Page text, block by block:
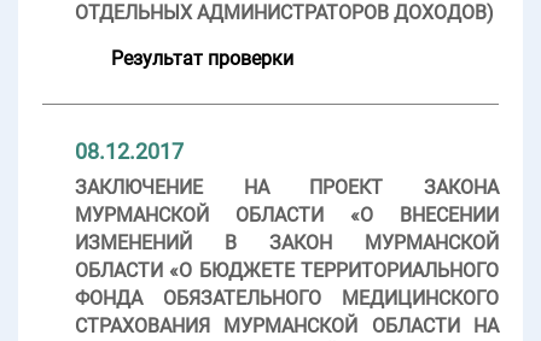
ОТДЕЛЬНЫХ АДМИНИСТРАТОРОВ ДОХОДОВ)
Результат проверки
08.12.2017
ЗАКЛЮЧЕНИЕ НА ПРОЕКТ ЗАКОНА
МУРМАНСКОЙ ОБЛАСТИ «О ВНЕСЕНИИ
ИЗМЕНЕНИЙ В ЗАКОН МУРМАНСКОЙ
ОБЛАСТИ «О БЮДЖЕТЕ ТЕРРИТОРИАЛЬНОГО
ФОНДА ОБЯЗАТЕЛЬНОГО МЕДИЦИНСКОГО
СТРАХОВАНИЯ МУРМАНСКОЙ ОБЛАСТИ НА